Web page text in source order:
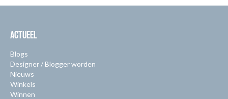
ACTUEEL
Blogs
Designer / Blogger worden
Nieuws
Winkels
Winnen